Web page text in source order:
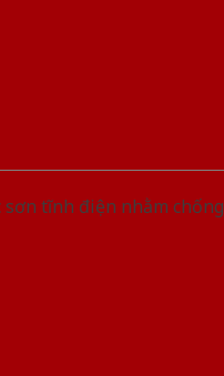
sơn tĩnh điện nhằm chống